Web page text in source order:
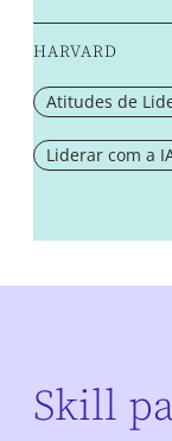
HARVARD
Atitudes de
Liderar com a
Skill